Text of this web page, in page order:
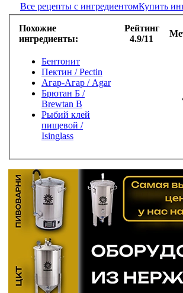
Все рецепты с ингредиентомКупить
Похожие
ингредиенты:
Рейтинг
4.9/11
Бентонит
Пектин / Pectin
Агар-Агар / Agar
Брютан Б /
Brewtan B
Рыбий клей
пищевой /
Isinglass